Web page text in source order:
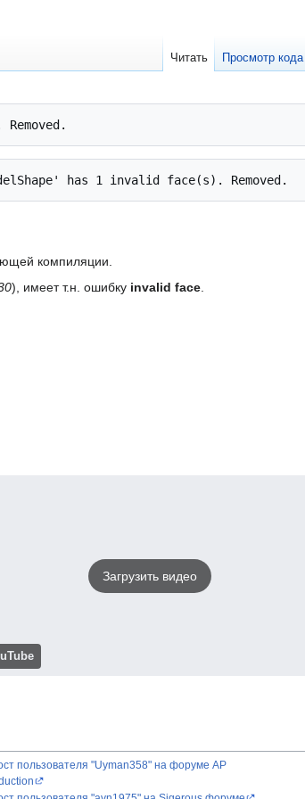
компиляции.
), имеет т.н. ошибку invalid face.
Загрузить видео
пользователя "Uyman358" на форуме AP
Читать Просмотр кода